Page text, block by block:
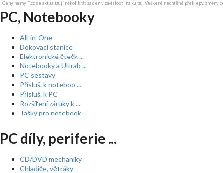
Ceny na myIT.cz se aktualizují několikrát za den v závislosti na kurzu. Veškeré nechtěné překlepy, změny
PC, Notebooky
All-in-One
Dokovací stanice
Elektronické čtečk ...
Notebooky a Ultrab ...
PC sestavy
Přísluš. k noteboo ...
Přísluš. k PC
Rozšíření záruky k ...
Tašky pro notebook ...
PC díly, periferie ...
CD/DVD mechaniky
Chladiče, větráky